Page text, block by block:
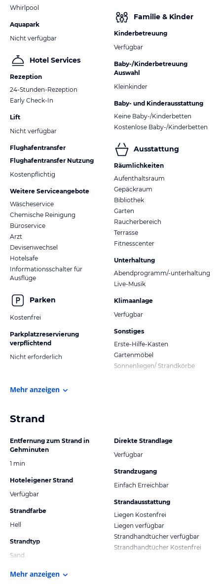
Whirlpool
Aquapark
Nicht verfügbar
Hotel Services
Rezeption
24-Stunden-Rezeption
Early Check-In
Lift
Nicht verfügbar
Flughafentransfer
Flughafentransfer Nutzung
Kostenpflichtig
Weitere Serviceangebote
Wäscheservice
Chemische Reinigung
Büroservice
Arzt
Devisenwechsel
Hotelsafe
Informationsschalter für
Ausflüge
Parken
Kostenfrei
Parkplatzreservierung
verpflichtend
Nicht erforderlich
Familie & Kinder
Kinderbetreuung
Verfügbar
Baby-/Kinderbetreuung
Auswahl
Kleinkinder
Baby- und Kinderausstattung
Keine Baby-/Kinderbetten
Kostenlose Baby-/Kinderbetten
Ausstattung
Räumlichkeiten
Aufenthaltsraum
Gepäckraum
Bibliothek
Garten
Raucherbereich
Terrasse
Fitnesscenter
Unterhaltung
Abendprogramm/-unterhaltung
Live-Musik
Klimaanlage
Verfügbar
Sonstiges
Erste-Hilfe-Kasten
Gartenmöbel
Sonnenliegen/ Strandkörbe
Mehr anzeigen
Strand
Entfernung zum Strand in
Gehminuten
1 min
Hoteleigener Strand
Verfügbar
Strandfarbe
Hell
Strandtyp
Sand
Direkte Strandlage
Verfügbar
Strandzugang
Einfach Erreichbar
Strandausstattung
Liegen Kostenfrei
Liegen verfügbar
Strandhandtücher verfügbar
Strandhandtücher Kostenfrei
Mehr anzeigen